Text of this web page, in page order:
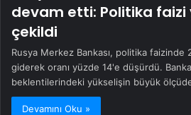
devam etti: Politika faizi
çekildi
Rusya Merkez Bankası, politika faizinde
giderek oranı yüzde 14'e düşürdü.
beklentilerindeki yükselişin büyük
Devamını Oku »